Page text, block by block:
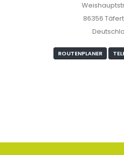
86356
ROUTENPLANER